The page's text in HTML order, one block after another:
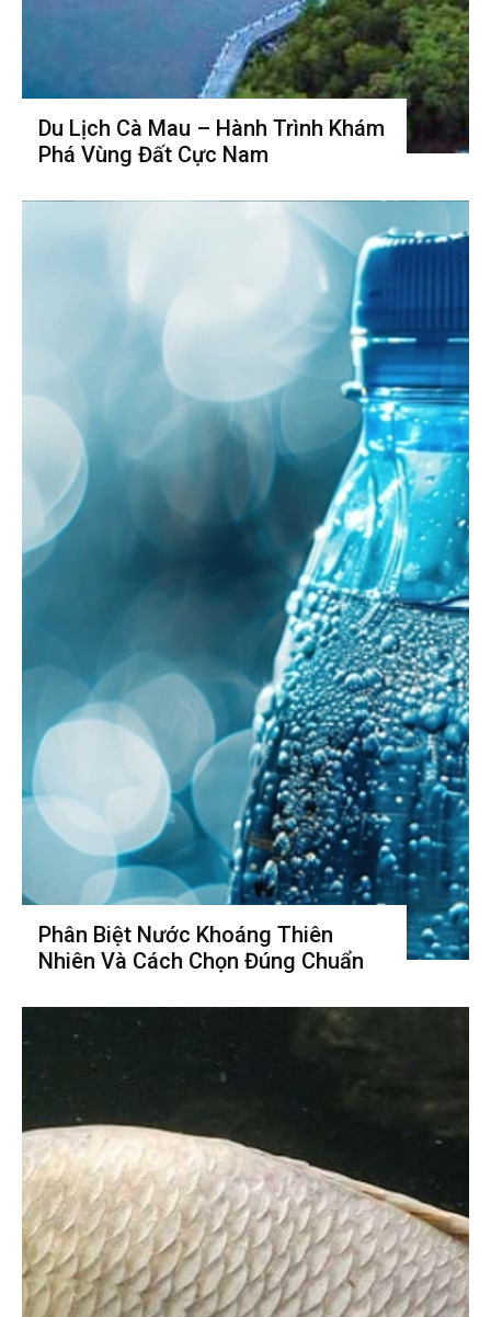
Du Lịch Cà Mau – Hành Trình Khám
Phá Vùng Đất Cực Nam
Phân Biệt Nước Khoáng Thiên
Nhiên Và Cách Chọn Đúng Chuẩn